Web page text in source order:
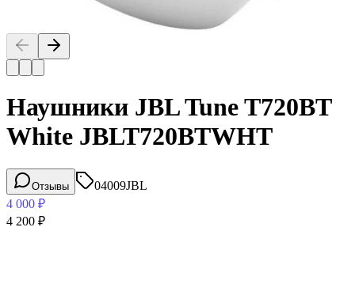
Наушники JBL Tune T720BT
White JBLT720BTWHT
Отзывы 04009JBL
4 000 ₽
4 200 ₽